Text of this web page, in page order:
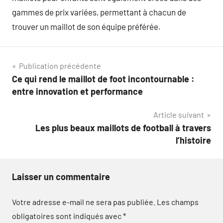
gammes de prix variées, permettant à chacun de
trouver un maillot de son équipe préférée.
Navigation
de
Publication précédente
Ce qui rend le maillot de foot incontournable :
entre innovation et performance
Article suivant
Les plus beaux maillots de football à travers
l’histoire
Laisser un commentaire
Votre adresse e-mail ne sera pas publiée. Les champs
obligatoires sont indiqués avec*